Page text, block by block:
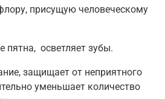
присущую человеческому
пятна, осветляет зубы.
защищает от неприятного
уменьшает количество